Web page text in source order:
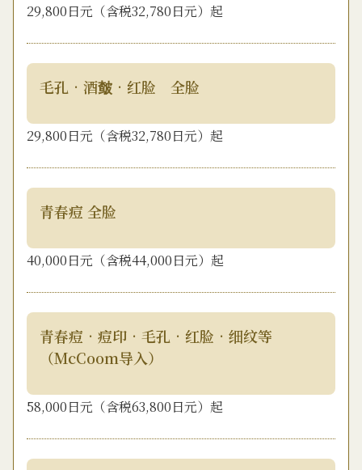
29,800日元（含税32,780日元）起
毛孔•酒皶•红脸 全脸
29,800日元（含税32,780日元）起
青春痘 全脸
40,000日元（含税44,000日元）起
青春痘•痘印•毛孔•红脸•细纹等
（McCoom导入）
58,000日元（含税63,800日元）起